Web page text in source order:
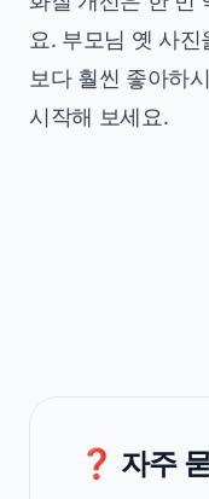
요. 부모님 옛 사
보다 훨씬 좋아하
시작해 보세요.
❓ 자주